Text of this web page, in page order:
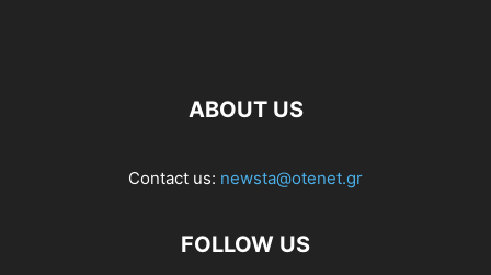
ABOUT US
Contact us: newsta@otenet.gr
FOLLOW US